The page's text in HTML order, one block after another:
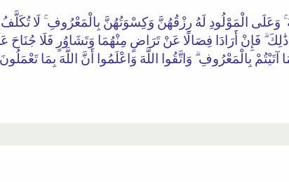
وَعَلَى الْمَوْلُودِ لَهُ رِزْقُهُنَّ وَكِسْوَتُهُنَّ بِالْمَعْرُوفِ ۚ لَا
فَإِنْ أَرَادَا فِصَالًا عَنْ تَرَاضٍ مِنْهُمَا وَتَشَاوُرٍ فَلَا جُنَاحَ
بِالْمَعْرُوفِ ۗ وَاتَّقُوا اللَّهَ وَاعْلَمُوا أَنَّ اللَّهَ بِمَا